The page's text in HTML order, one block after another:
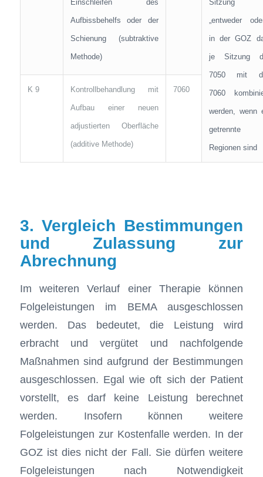
Einschleifen des
Aufbissbehelfs oder der
Schienung (subtraktive
Methode)
Sitzung
„entweder
in der GOZ
je Sitzung
7050 mit
7060
werden, wenn
getrennte
Regionen sind
K 9 Kontrollbehandlung mit
Aufbau einer neuen
adjustierten Oberfläche
(additive Methode)
7060
3. Vergleich Bestimmungen
und Zulassung zur
Abrechnung
Im weiteren Verlauf einer Therapie können
Folgeleistungen im BEMA ausgeschlossen
werden. Das bedeutet, die Leistung wird
erbracht und vergütet und nachfolgende
Maßnahmen sind aufgrund der Bestimmungen
ausgeschlossen. Egal wie oft sich der Patient
vorstellt, es darf keine Leistung berechnet
werden. Insofern können weitere
Folgeleistungen zur Kostenfalle werden. In der
GOZ ist dies nicht der Fall. Sie dürfen weitere
Folgeleistungen nach Notwendigkeit